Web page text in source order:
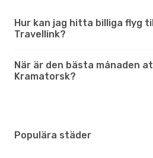
Hur kan jag hitta billiga flyg
Travellink?
När är den bästa månaden
Kramatorsk?
Populära städer